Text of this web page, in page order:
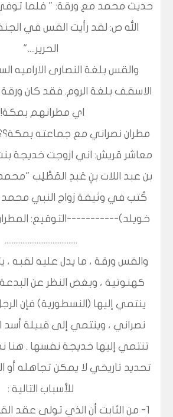
حديث محمد مع ورقة: " فلما
الله ص: لقد رأيت القس في
الحرير...."
والقس بلغة النصارى الاراميه
الاسقف بلغة الروم. فقد كان
اي مطرانهم
مطران نصراني مع جماعته
معاشر قريش: اني ازوجت خديجة
بن عبد اللات بنِ عَبدِ المُطَّلِب "محمد
كُتب في وثيقة زواج النبي
خويلد)-----------التوقيع:
.........................................
والقس ورقة ، ما يدل عليه لقبه
كهنوتية ، وبغض النظر عن البدعة
ينتمي إليها (النسطورية) فإن
نصراني ، وينتمي إلى قبيلة أسد
تنتمي إليها خديجة نفسها . هنا
تحديد تاريخي لا يمكن تجاهله أو
للأسباب التالية :
1- من الثابت أن الذي تولى عقد القرآن كان قسيس .